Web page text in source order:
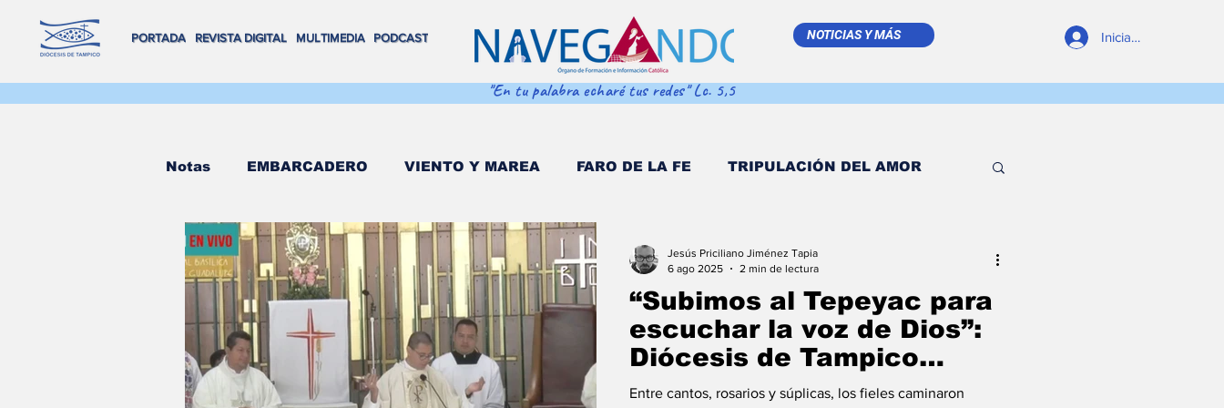
PORTADA REVISTA DIGITAL MULTIMEDIA PODCAST NOTICIAS Y MÁS Iniciar sesión
"En tu palabra echaré tus redes" Lc. 5,5
Notas EMBARCADERO VIENTO Y MAREA FARO DE LA FE TRIPULACIÓN DEL AMOR
FLOTA DE ALTAMAR REMA MAR ADENTRO SALVA VIDAS
REVISTA DIGITAL VOX POPULI COORDENADAS DE NAVEGACIÓN DESDE EL TINTERO
Salva Vidas NAVEGANDO MULTIMEDIA NAVEGANDO PODCAST ESTRELLITA DE MAR
“Subimos al Tepeyac para
escuchar la voz de Dios”:
Diócesis de Tampico
peregrina con fe y
Entre cantos, rosarios y súplicas, los fieles caminaron
Jesús Priciliano Jiménez Tapia
6 ago 2025
2 min de lectura